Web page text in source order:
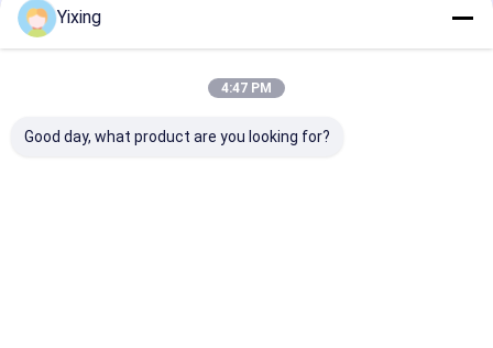
陶磁器の真空のディスク・フィルタ
Yixing
4:47 PM
Good day, what product are you looking for?